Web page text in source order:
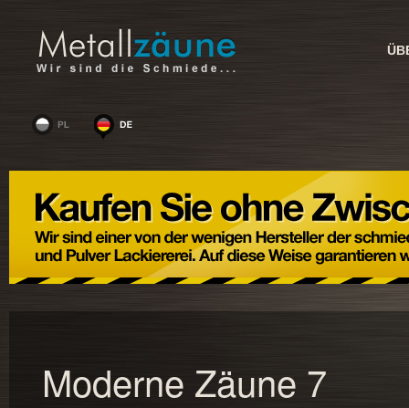
Moderne Zäune 7